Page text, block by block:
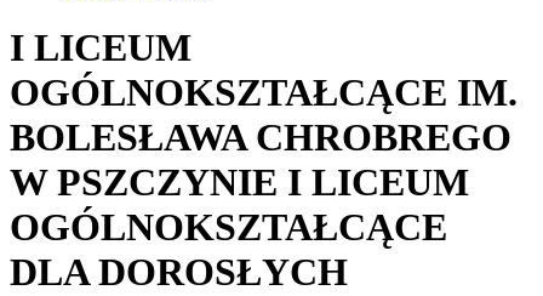
I LICEUM
OGÓLNOKSZTAŁCĄCE IM.
BOLESŁAWA CHROBREGO
W PSZCZYNIE I LICEUM
OGÓLNOKSZTAŁCĄCE
DLA DOROSŁYCH